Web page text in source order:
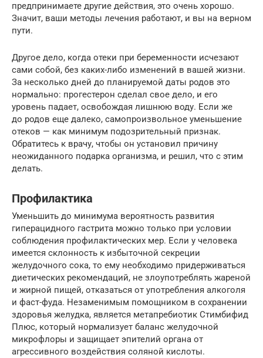
предпринимаете другие действия, это очень хорошо.
Значит, ваши методы лечения работают, и вы на верном
пути.
Другое дело, когда отеки при беременности исчезают
сами собой, без каких-либо изменений в вашей жизни.
За несколько дней до планируемой даты родов это
нормально: прогестерон сделал свое дело, и его
уровень падает, освобождая лишнюю воду. Если же
до родов еще далеко, самопроизвольное уменьшение
отеков — как минимум подозрительный признак.
Обратитесь к врачу, чтобы он установил причину
неожиданного подарка организма, и решил, что с этим
делать.
Профилактика
Уменьшить до минимума вероятность развития
гиперацидного гастрита можно только при условии
соблюдения профилактических мер. Если у человека
имеется склонность к избыточной секреции
желудочного сока, то ему необходимо придерживаться
диетических рекомендаций, не злоупотреблять жареной
и жирной пищей, отказаться от употребления алкоголя
и фаст-фуда. Незаменимым помощником в сохранении
здоровья желудка, является метапребиотик Стимбифид
Плюс, который нормализует баланс желудочной
микрофлоры и защищает эпителий органа от
агрессивного воздействия соляной кислоты.